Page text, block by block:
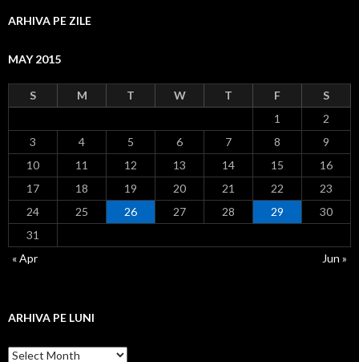
ARHIVA PE ZILE
MAY 2015
S M T W T F
S
1
2
3
4 5 6 7 8
9
10
11 12 13 14 15
16
17
18 19 20 21 22
23
24
25 26 27 28 29
30
31
« Apr
Jun »
ARHIVA PE LUNI
Arhiva